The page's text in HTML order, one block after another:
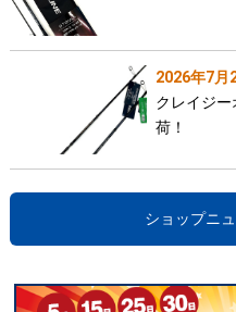
2026年7月
クレイジ
荷！
ショップニ